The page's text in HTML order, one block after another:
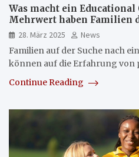
Was macht ein
Mehrwert haben Familien
28. März 2025
News
Familien auf der Suche nach
können auf die Erfahrung
Continue Reading